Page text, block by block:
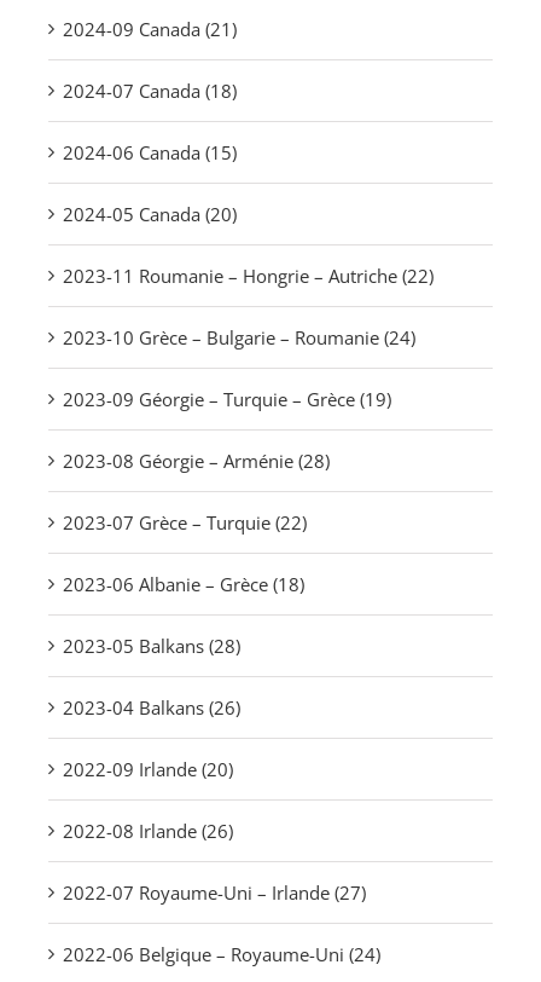
2024-09 Canada (21)
2024-07 Canada (18)
2024-06 Canada (15)
2024-05 Canada (20)
2023-11 Roumanie – Hongrie – Autriche (22)
2023-10 Grèce – Bulgarie – Roumanie (24)
2023-09 Géorgie – Turquie – Grèce (19)
2023-08 Géorgie – Arménie (28)
2023-07 Grèce – Turquie (22)
2023-06 Albanie – Grèce (18)
2023-05 Balkans (28)
2023-04 Balkans (26)
2022-09 Irlande (20)
2022-08 Irlande (26)
2022-07 Royaume-Uni – Irlande (27)
2022-06 Belgique – Royaume-Uni (24)